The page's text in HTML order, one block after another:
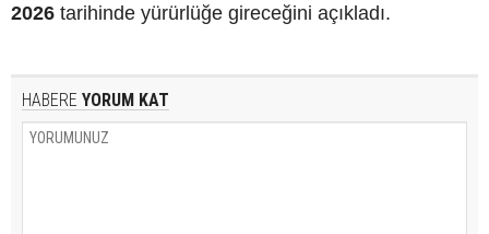
2026 tarihinde yürürlüğe gireceğini açıkladı.
HABERE YORUM KAT